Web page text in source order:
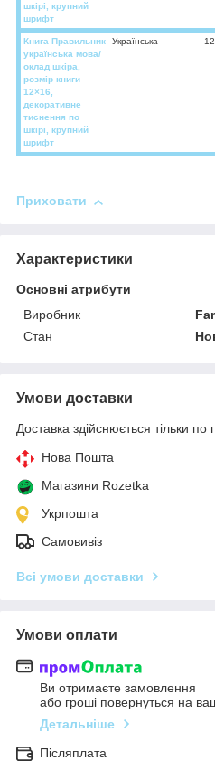
шкірі, крупний
шрифт
Книга Правильник
українська мова/
оклад шкіра,
розмір книги
12×16,
декоративне
тиснення по
шкірі, крупний
шрифт
Українська
Приховати
Характеристики
Основні атрибути
Виробник
Стан
Умови доставки
Доставка здійснюється тільки по
Нова Пошта
Магазини Rozetka
Укрпошта
Самовивіз
Всі умови доставки
Умови оплати
Ви отримаєте замовлення
або гроші повернуться на
Детальніше
Післяплата